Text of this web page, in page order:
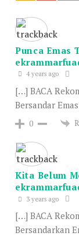
Punca Emas
4 years ago
[…] BACA
Bersandar
0
Kita Belum
3 years ago
[…] BACA
Bersandarkan